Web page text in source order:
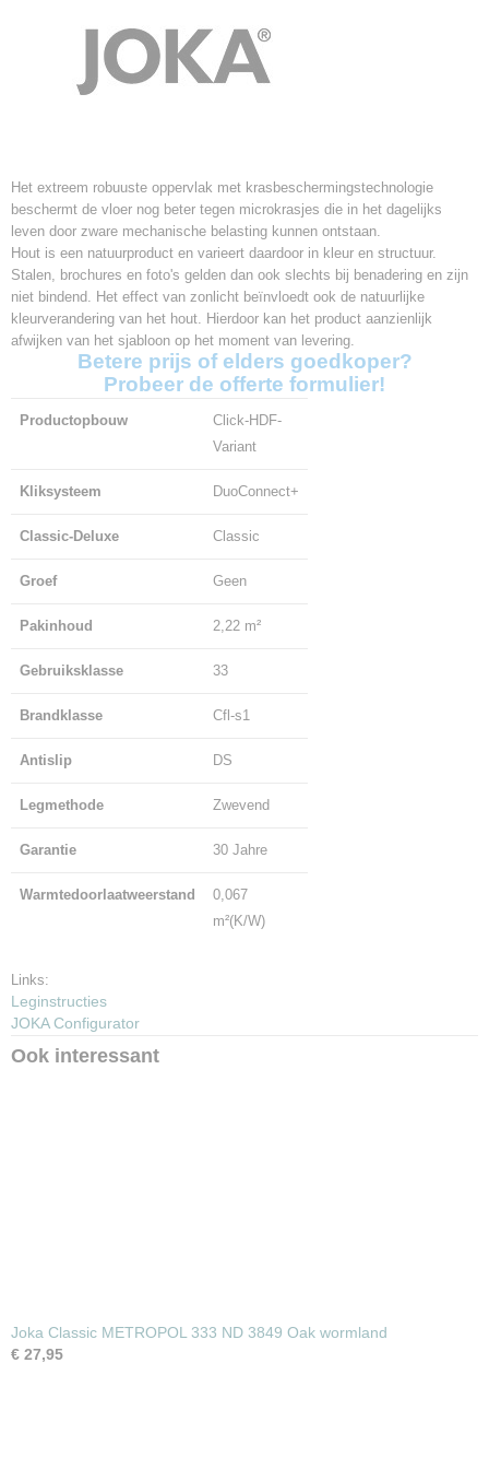
Het extreem robuuste oppervlak met krasbeschermingstechnologie
beschermt de vloer nog beter tegen microkrasjes die in het dagelijks
leven door zware mechanische belasting kunnen ontstaan.
Hout is een natuurproduct en varieert daardoor in kleur en structuur.
Stalen, brochures en foto's gelden dan ook slechts bij benadering en zijn
niet bindend. Het effect van zonlicht beïnvloedt ook de natuurlijke
kleurverandering van het hout. Hierdoor kan het product aanzienlijk
afwijken van het sjabloon op het moment van levering.
Betere prijs of elders goedkoper?
Probeer de offerte formulier!
Productopbouw
Click-HDF-
Variant
Kliksysteem DuoConnect+
Classic-Deluxe Classic
Groef Geen
Pakinhoud 2,22 m²
Gebruiksklasse 33
Brandklasse Cfl-s1
Antislip DS
Legmethode Zwevend
Garantie 30 Jahre
Warmtedoorlaatweerstand
0,067
m²(K/W)
Links:
Leginstructies
JOKA Configurator
Ook interessant
Joka Classic METROPOL 333 ND 3849 Oak wormland
€ 27,95